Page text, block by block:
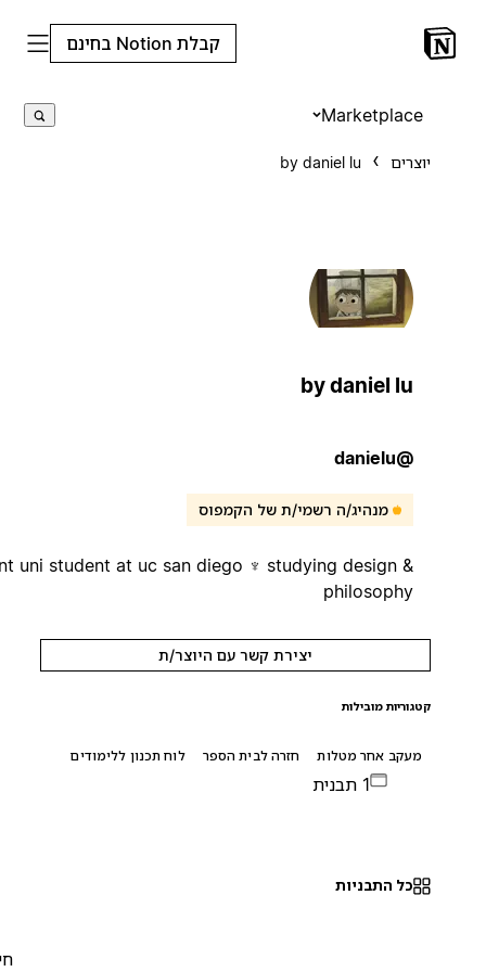
קבלת Notion בחינם
Marketplace
by daniel lu
by daniel lu
מנהיג/ה רשמי/ת של הקמפוס
current uni student at uc san diego ♆ studying design &
philosophy
יצירת קשר עם היוצר/ת
קטגוריות מובילות
מעקב אחר מטלות חזרה לבית הספר לוח תכנון ללימודים
כל התבניות
0